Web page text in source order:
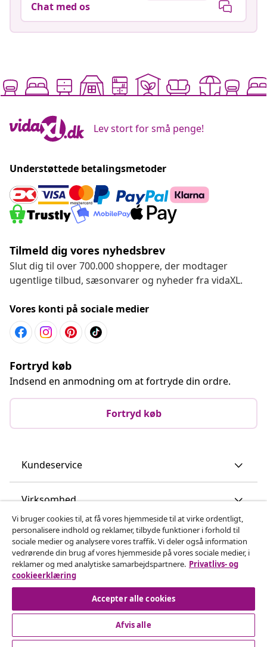
Chat med os
Lev stort for små penge!
Understøttede betalingsmetoder
Tilmeld dig vores nyhedsbrev
Slut dig til over 700.000 shoppere, der modtager
ugentlige tilbud, sæsonvarer og nyheder fra vidaXL.
Vores konti på sociale medier
Fortryd køb
Indsend en anmodning om at fortryde din ordre.
Fortryd køb
Kundeservice
Virksomhed
vidaXL
Opdag mere
Vi bruger cookies til, at få vores hjemmeside til at virke ordentligt,
personalisere indhold og reklamer, tilbyde funktioner i forhold til
sociale medier og analysere vores traffik. Vi deler også information
vedrørende din brug af vores hjemmeside på vores sociale medier, i
reklamer og med analytiske samarbejdspartnere. Privatlivs- og
cookieerklæring
Accepter alle cookies
Afvis alle